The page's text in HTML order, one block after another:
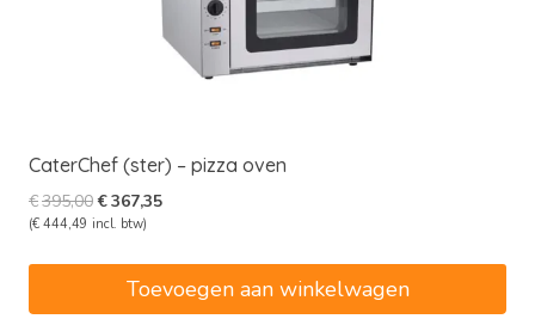
CaterChef (ster) – pizza oven
€395,00Oorspronkelijke
prijs
€395,00.
€367,35Huidige
(€ 444,49 incl. btw)
Toevoegen aan winkelwagen